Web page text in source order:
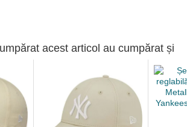
acest articol au cumpărat și